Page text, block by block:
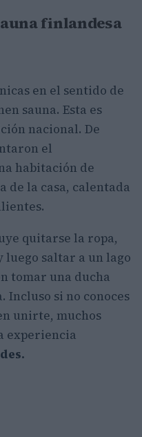
finlandesa
en el sentido de
sauna. Esta es
nacional. De
el
habitación de
de la casa, calentada
quitarse la ropa,
luego saltar a un lago
tomar una ducha
Incluso si no conoces
unirte, muchos
experiencia